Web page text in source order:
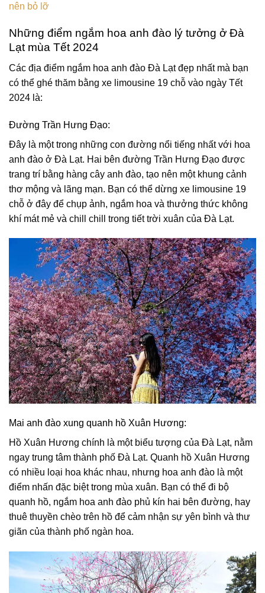
nên bỏ lỡ
Những điểm ngắm hoa anh đào lý tưởng ở Đà
Lạt mùa Tết 2024
Các địa điểm ngắm hoa anh đào Đà Lạt đẹp nhất mà bạn
có thể ghé thăm bằng xe limousine 19 chỗ vào ngày Tết
2024 là:
Đường Trần Hưng Đạo:
Đây là một trong những con đường nổi tiếng nhất với hoa
anh đào ở Đà Lạt. Hai bên đường Trần Hưng Đạo được
trang trí bằng hàng cây anh đào, tạo nên một khung cảnh
thơ mộng và lãng mạn. Bạn có thể dừng xe limousine 19
chỗ ở đây để chụp ảnh, ngắm hoa và thưởng thức không
khí mát mẻ và chill chill trong tiết trời xuân của Đà Lạt.
Mai anh đào xung quanh hồ Xuân Hương:
Hồ Xuân Hương chính là một biểu tượng của Đà Lạt, nằm
ngay trung tâm thành phố Đà Lạt. Quanh hồ Xuân Hương
có nhiều loại hoa khác nhau, nhưng hoa anh đào là một
điểm nhấn đặc biệt trong mùa xuân. Bạn có thể đi bộ
quanh hồ, ngắm hoa anh đào phủ kín hai bên đường, hay
thuê thuyền chèo trên hồ để cảm nhận sự yên bình và thư
giãn của thành phố ngàn hoa.